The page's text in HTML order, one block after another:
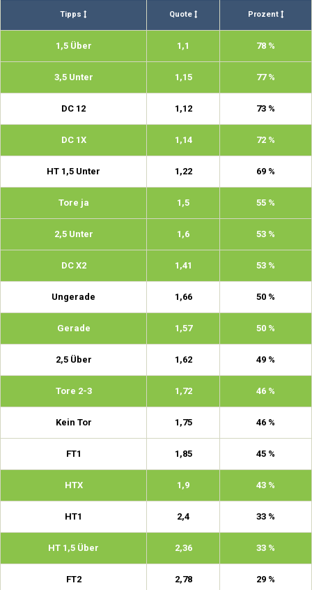
Tipps Quote Prozent
1,5 Über 1,1 78 %
3,5 Unter 1,15 77 %
DC 12 1,12 73 %
DC 1X 1,14 72 %
HT 1,5 Unter 1,22 69 %
Tore ja 1,5 55 %
2,5 Unter 1,6 53 %
DC X2 1,41 53 %
Ungerade 1,66 50 %
Gerade 1,57 50 %
2,5 Über 1,62 49 %
Tore 2-3 1,72 46 %
Kein Tor 1,75 46 %
FT1 1,85 45 %
HTX 1,9 43 %
HT1 2,4 33 %
HT 1,5 Über 2,36 33 %
FT2 2,78 29 %